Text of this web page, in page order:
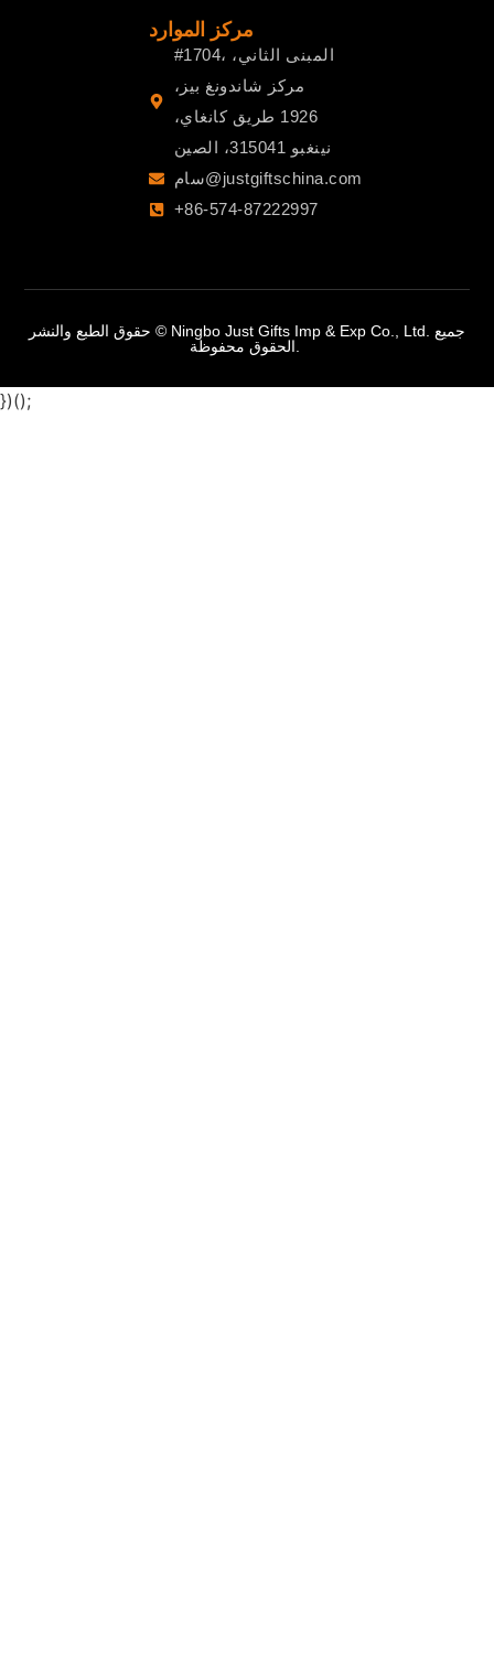
مركز الموارد
#1704، المبنى الثاني،
مركز شاندونغ بيز،
1926 طريق كانغاي،
نينغبو 315041، الصين
سام@justgiftschina.com
+86-574-87222997
حقوق الطبع والنشر © Ningbo Just Gifts Imp & Exp Co., Ltd. جميع
})();